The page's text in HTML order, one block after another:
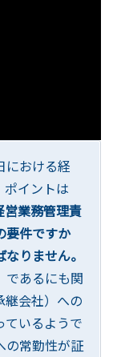
における経
イントは
営業務管理責
要件ですか
りません。
であるにも関
継会社）への
ているようで
の常勤性が証